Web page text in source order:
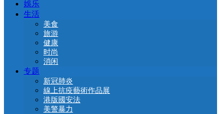
娛乐
生活
美食
旅游
健康
时尚
消闲
专题
新冠肺炎
線上抗疫藝術作品展
港版國安法
美警暴力